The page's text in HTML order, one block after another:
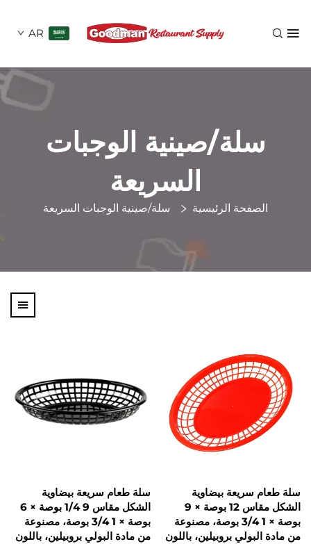
AR
صينية الوجبات
السريعة
الرئيسية سلة/صينية الوجبات السريعة
بيضاوية
الشكل مقاس 12 بوصة × 9
بوصة × 1 3/4 بوصة، مصنوعة
بروبيلين، باللون
سلة طعام سريعة بيضاوية
الشكل مقاس 9 1/4 بوصة × 6
بوصة × 1 3/4 بوصة، مصنوعة
من مادة البولي بروبيلين، باللون